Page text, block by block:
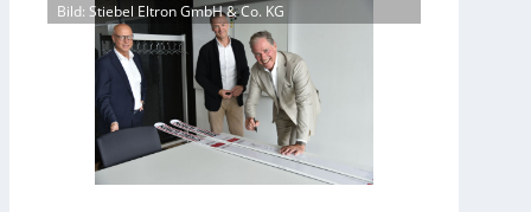
Bild: Stiebel Eltron GmbH & Co. KG